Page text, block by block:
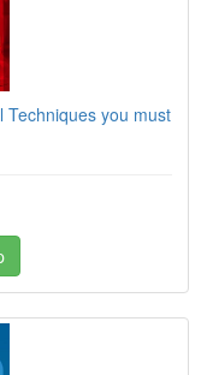
Techniques you must